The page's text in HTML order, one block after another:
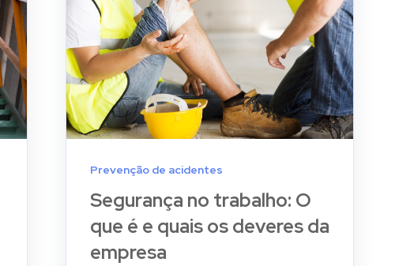
Prevenção de acidentes
Segurança no trabalho: O
que é e quais os deveres da
empresa